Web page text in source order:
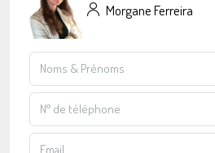
Morgane Ferreira